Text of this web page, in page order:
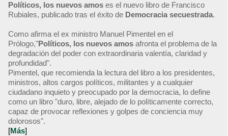
Políticos, los nuevos amos es el nuevo libro de Francisco
Rubiales, publicado tras el éxito de Democracia secuestrada.
Como afirma el ex ministro Manuel Pimentel en el
Prólogo,"Políticos, los nuevos amos afronta el problema de la
degradación del poder con extraordinaria valentía, claridad y
profundidad".
Pimentel, que recomienda la lectura del libro a los presidentes,
ministros, altos cargos políticos, militantes y a cualquier
ciudadano inquieto y preocupado por la democracia, lo define
como un libro "duro, libre, alejado de lo políticamente correcto,
capaz de provocar reflexiones y golpes de conciencia muy
dolorosos".
[Más]